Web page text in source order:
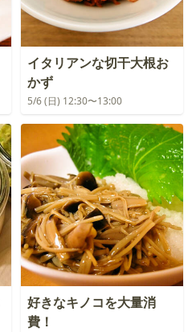
イタリアンな切干大根お
かず
5/6 (日) 12:30〜13:00
好きなキノコを大量消
費！